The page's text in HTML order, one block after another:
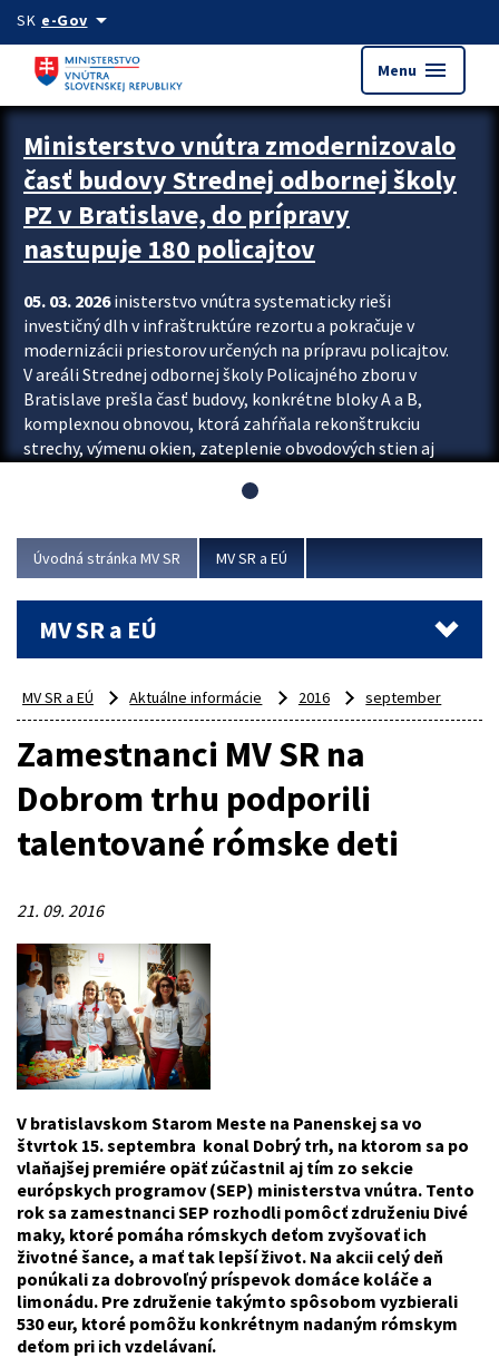
Preskocit na hlavný obsah
SK e-Govarrow_drop_down
Menu menu
Ministerstvo vnútra zmodernizovalo
časť budovy Strednej odbornej školy
PZ v Bratislave, do prípravy
nastupuje 180 policajtov
05. 03. 2026inisterstvo vnútra systematicky rieši
investičný dlh v infraštruktúre rezortu a pokračuje v
modernizácii priestorov určených na prípravu policajtov.
V areáli Strednej odbornej školy Policajného zboru v
Bratislave prešla časť budovy, konkrétne bloky A a B,
komplexnou obnovou, ktorá zahŕňala rekonštrukciu
strechy, výmenu okien, zateplenie obvodových stien aj
aj interiéru, kde vznikli nové učebne a moderné
Viac
Úvodná stránka MV SR MV SR a EÚ
MV SR a EÚ
MV SR a EÚ Aktuálne informácie 2016 september
Zamestnanci MV SR na
Dobrom trhu podporili
talentované rómske deti
21. 09. 2016
V bratislavskom Starom Meste na Panenskej sa vo
štvrtok 15. septembra konal Dobrý trh, na ktorom sa po
vlaňajšej premiére opäť zúčastnil aj tím zo sekcie
európskych programov (SEP) ministerstva vnútra. Tento
rok sa zamestnanci SEP rozhodli pomôcť združeniu Divé
maky, ktoré pomáha rómskych deťom zvyšovať ich
životné šance, a mať tak lepší život. Na akcii celý deň
ponúkali za dobrovoľný príspevok domáce koláče a
limonádu. Pre združenie takýmto spôsobom vyzbierali
530 eur, ktoré pomôžu konkrétnym nadaným rómskym
deťom pri ich vzdelávaní.